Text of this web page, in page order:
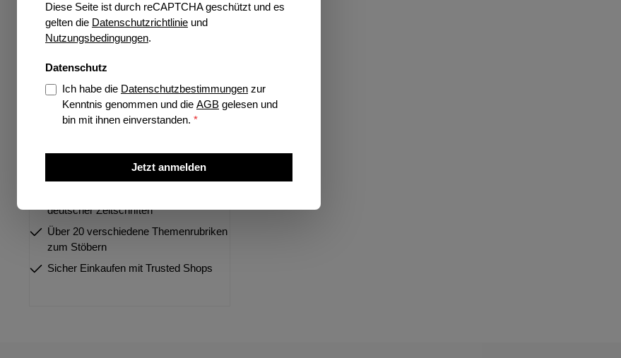
Jetzt vorbestellen
und internationale Zeitschriften
deutscher Zeitschriften
Über 20 verschiedene Themenrubriken
zum Stöbern
Sicher Einkaufen mit Trusted Shops
Diese Seite ist durch reCAPTCHA geschützt und es
gelten die Datenschutzrichtlinie und
Nutzungsbedingungen.
Datenschutz
Ich habe die Datenschutzbestimmungen zur
Kenntnis genommen und die AGB gelesen und
bin mit ihnen einverstanden. *
Jetzt anmelden